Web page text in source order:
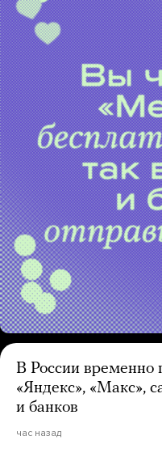
В России временно
«Яндекс», «Макс»,
и банков
час назад